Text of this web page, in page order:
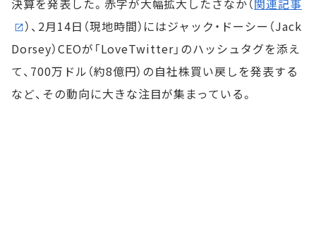
決算を発表した。赤字が大幅拡大したさなか（関連記事
）、2月14日（現地時間）にはジャック・ドーシー（Jack
Dorsey）CEOが「LoveTwitter」のハッシュタグを添え
て、700万ドル（約8億円）の自社株買い戻しを発表する
など、その動向に大きな注目が集まっている。